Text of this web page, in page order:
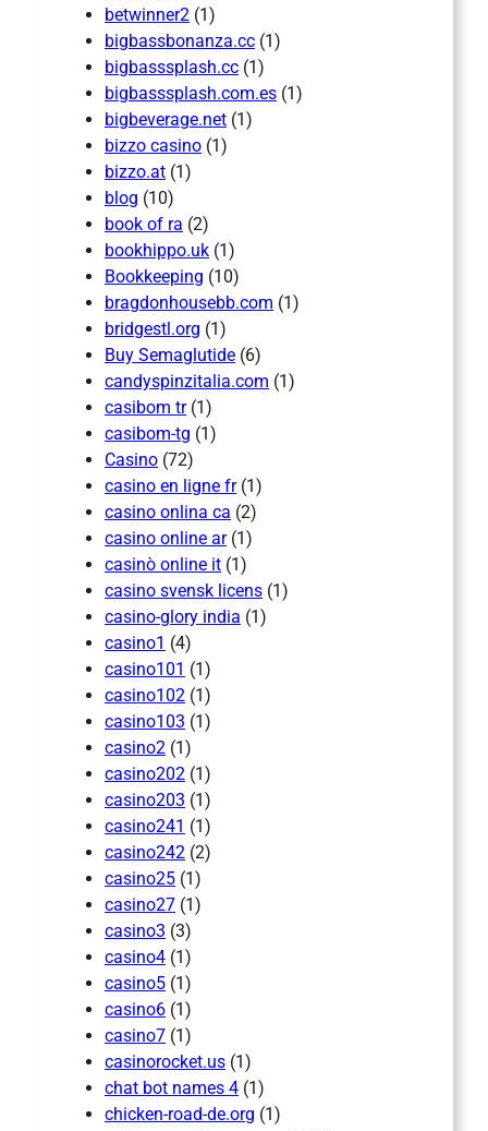
betwinner2 (1)
bigbassbonanza.cc (1)
bigbasssplash.cc (1)
bigbasssplash.com.es (1)
bigbeverage.net (1)
bizzo casino (1)
bizzo.at (1)
blog (10)
book of ra (2)
bookhippo.uk (1)
Bookkeeping (10)
bragdonhousebb.com (1)
bridgestl.org (1)
Buy Semaglutide (6)
candyspinzitalia.com (1)
casibom tr(1)
casibom-tg (1)
Casino (72)
casino en ligne fr(1)
casino onlina ca (2)
casino online ar(1)
casinò online it (1)
casino svensk licens (1)
casino-glory india (1)
casino1 (4)
casino101 (1)
casino102 (1)
casino103 (1)
casino2 (1)
casino202 (1)
casino203 (1)
casino241 (1)
casino242 (2)
casino25 (1)
casino27 (1)
casino3 (3)
casino4 (1)
casino5 (1)
casino6 (1)
casino7 (1)
casinorocket.us (1)
chat bot names 4 (1)
chicken-road-de.org (1)